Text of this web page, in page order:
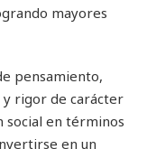
mayores
pensamiento,
y rigor de carácter
en términos
en un